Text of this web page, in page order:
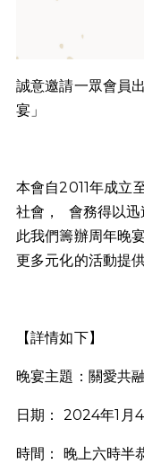
誠意邀請一眾會員
宴」
本會自2011年成立
社會， 會務得以迅
此我們籌辦周年晚
更多元化的活動提
【詳情如下】
晚宴主題：關愛共
日期： 2024年1月4
時間： 晚上六時半